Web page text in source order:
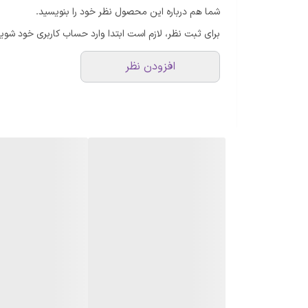
شما هم درباره این محصول نظر خود را بنویسید.
برای ثبت نظر، لازم است ابتدا وارد حساب کاربری خود
افزودن نظر